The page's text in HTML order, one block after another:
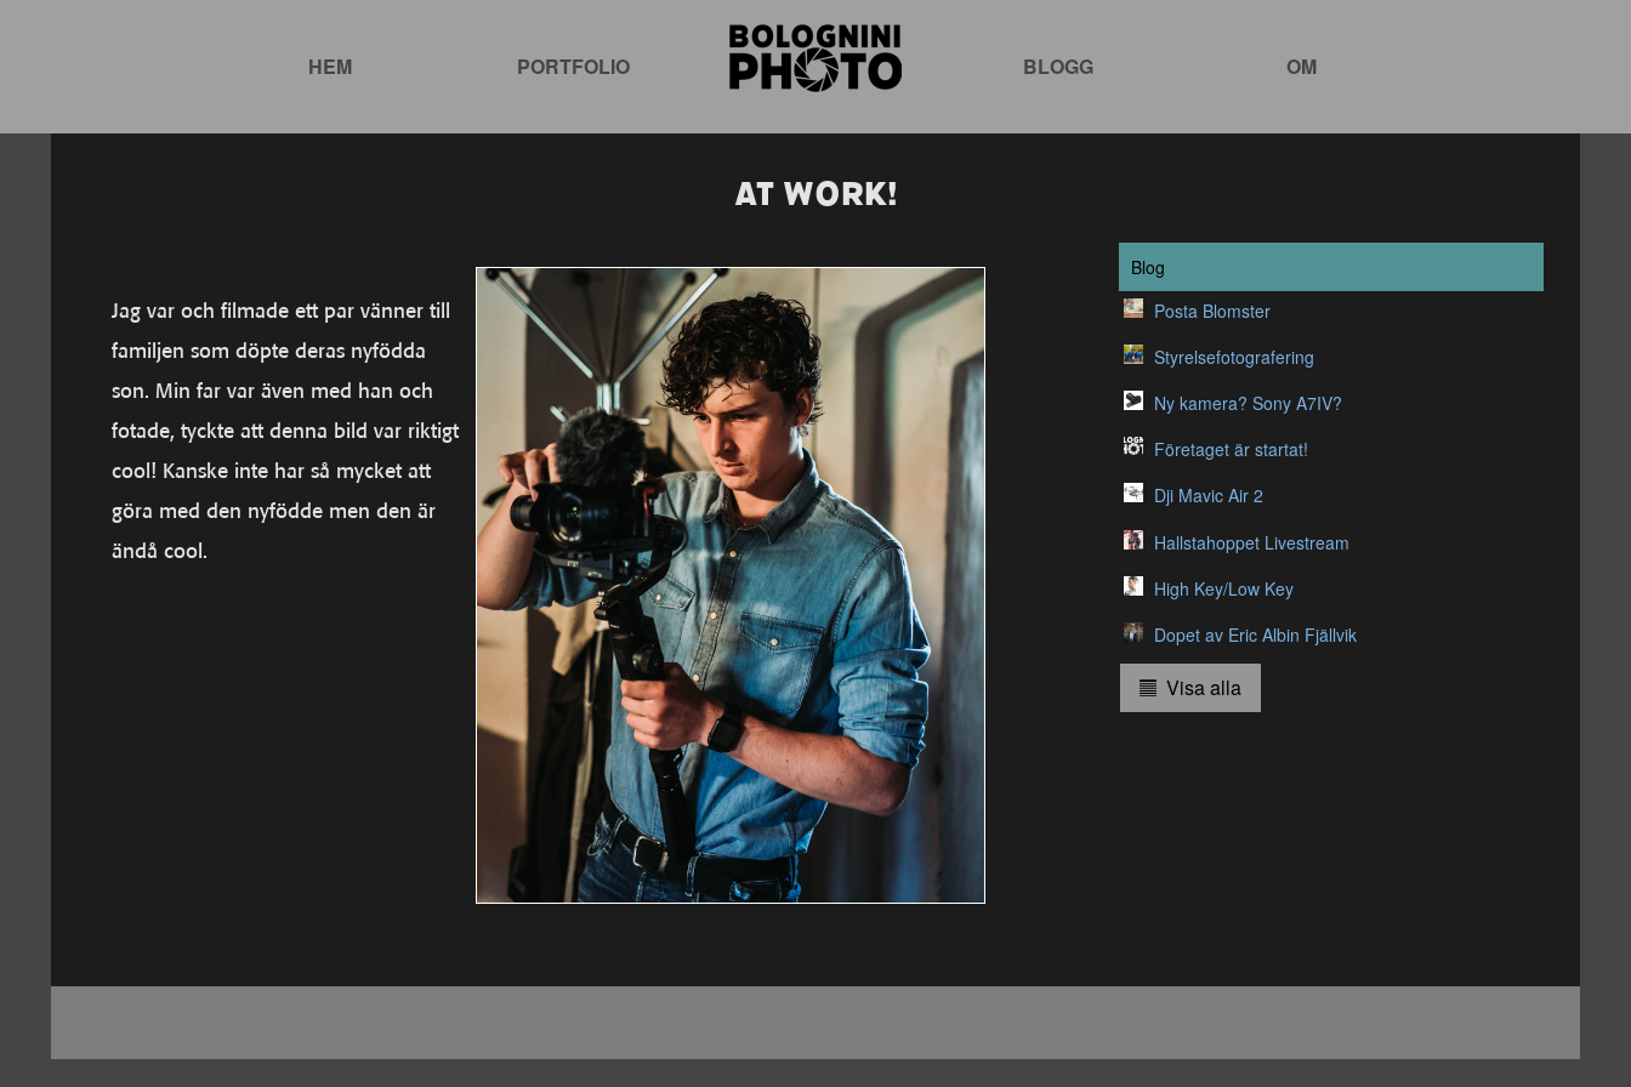
HEM PORTFOLIO BLOGG OM
At work!
Jag var och filmade ett par vänner till
familjen som döpte deras nyfödda
son. Min far var även med han och
fotade, tyckte att denna bild var riktigt
cool! Kanske inte har så mycket att
göra med den nyfödde men den är
ändå cool.
Blog
Posta Blomster
Styrelsefotografering
Ny kamera? Sony A7IV?
Företaget är startat!
Dji Mavic Air 2
Hallstahoppet Livestream
High Key/Low Key
Dopet av Eric Albin Fjällvik
Visa alla